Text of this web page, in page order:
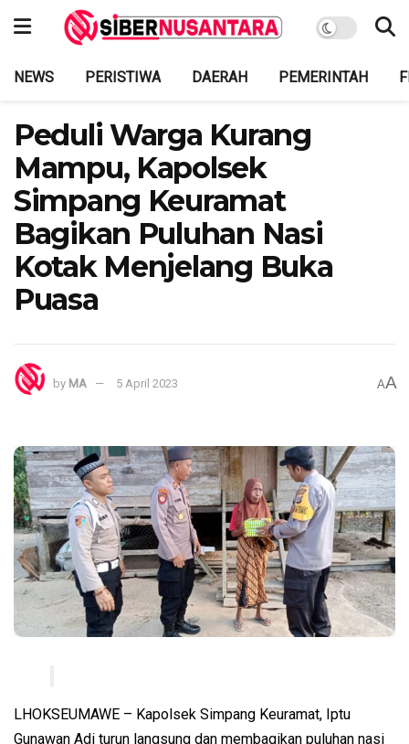
NEWS PERISTIWA DAERAH PEMERINTAH
Peduli Warga Kurang
Mampu, Kapolsek
Simpang Keuramat
Bagikan Puluhan Nasi
Kotak Menjelang Buka
Puasa
by MA 5 April 2023 AA
LHOKSEUMAWE – Kapolsek Simpang Keuramat, Iptu
Gunawan Adi turun langsung dan membagikan puluhan nasi